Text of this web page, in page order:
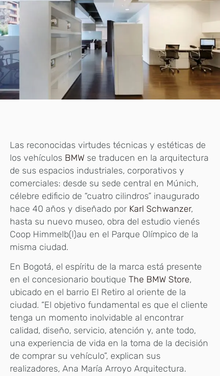
Las reconocidas virtudes técnicas y estéticas de
los vehículos BMW se traducen en la arquitectura
de sus espacios industriales, corporativos y
comerciales: desde su sede central en Múnich,
célebre edificio de “cuatro cilindros” inaugurado
hace 40 años y diseñado por Karl Schwanzer,
hasta su nuevo museo, obra del estudio vienés
Coop Himmelb(l)au en el Parque Olímpico de la
misma ciudad.
En Bogotá, el espíritu de la marca está presente
en el concesionario boutique The BMW Store,
ubicado en el barrio El Retiro al oriente de la
ciudad. “El objetivo fundamental es que el cliente
tenga un momento inolvidable al encontrar
calidad, diseño, servicio, atención y, ante todo,
una experiencia de vida en la toma de la decisión
de comprar su vehículo”, explican sus
realizadores, Ana María Arroyo Arquitectura.